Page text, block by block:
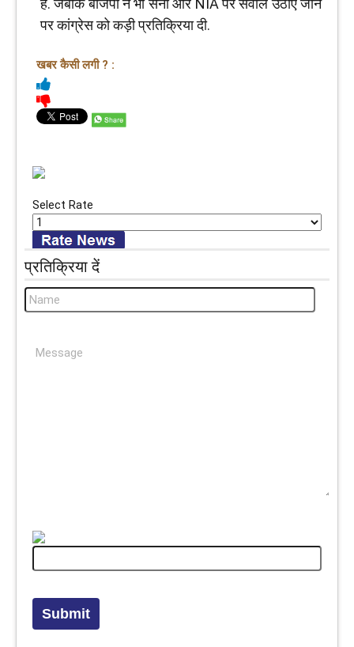
पर कांग्रेस को कड़ी प्रतिक्रिया दी.
खबर कैसी लगी ? :
Select Rate
प्रतिक्रिया दें